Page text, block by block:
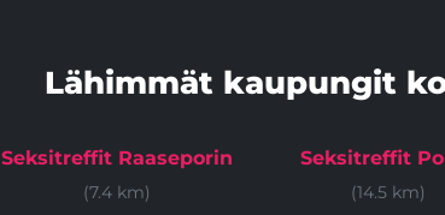
Lähimmät kaupungit
Seksitreffit Raaseporin
(7.4 km)
Seksitreffit
(14.5 km)